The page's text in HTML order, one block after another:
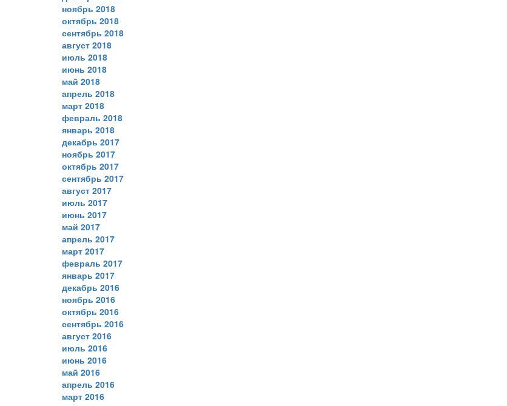
ноябрь 2018
октябрь 2018
сентябрь 2018
август 2018
июль 2018
июнь 2018
май 2018
апрель 2018
март 2018
февраль 2018
январь 2018
декабрь 2017
ноябрь 2017
октябрь 2017
сентябрь 2017
август 2017
июль 2017
июнь 2017
май 2017
апрель 2017
март 2017
февраль 2017
январь 2017
декабрь 2016
ноябрь 2016
октябрь 2016
сентябрь 2016
август 2016
июль 2016
июнь 2016
май 2016
апрель 2016
март 2016